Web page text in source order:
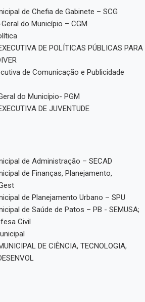
de Chefia de Gabinete – SCG
do Município – CGM
DE POLÍTICAS PÚBLICAS PARA
de Comunicação e Publicidade
do Município- PGM
DE JUVENTUDE
de Administração – SECAD
de Finanças, Planejamento,
de Planejamento Urbano – SPU
de Saúde de Patos – PB - SEMUSA;
Civil
DE CIÊNCIA, TECNOLOGIA,